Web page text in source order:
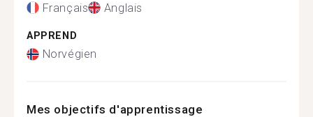
Français Anglais
APPREND
Norvégien
Mes objectifs d'apprentissage